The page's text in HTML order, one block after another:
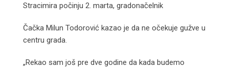
Stracimira počinju 2. marta, gradonačelnik
Čačka Milun Todorović kazao je da ne očekuje gužve u
centru grada.
„Rekao sam još pre dve godine da kada budemo